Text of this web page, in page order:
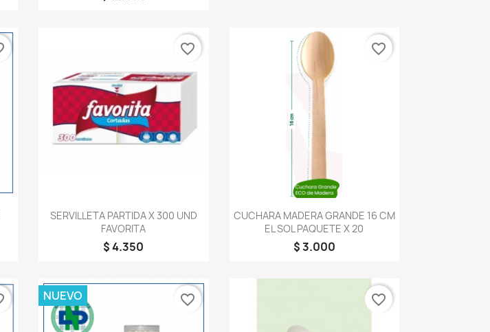
Vista rápida
SERVILLETA PARTIDA X 300 UND
FAVORITA
$ 4.350
favorite_border
Vista rápida
CUCHARA MADERA GRANDE 16 CM
EL SOL PAQUETE X 20
$ 3.000
favorite_border
NUEVO favorite_border favorite_border